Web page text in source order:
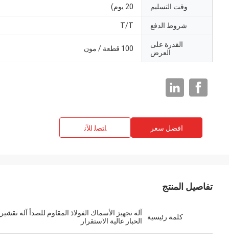
وقت التسليم 20 يوم)
شروط الدفع T/T
القدرة على
العرض
100 قطعة / مون
افضل سعر ﺎﺘﺼﻟ ﺍﻶﻧ
تفاصيل المنتج
كلمة رئيسية
آلة تجهيز الأسماك الفولاذ المقاوم للصدأ آلة تقشير
الحبار عالية الاستقرار